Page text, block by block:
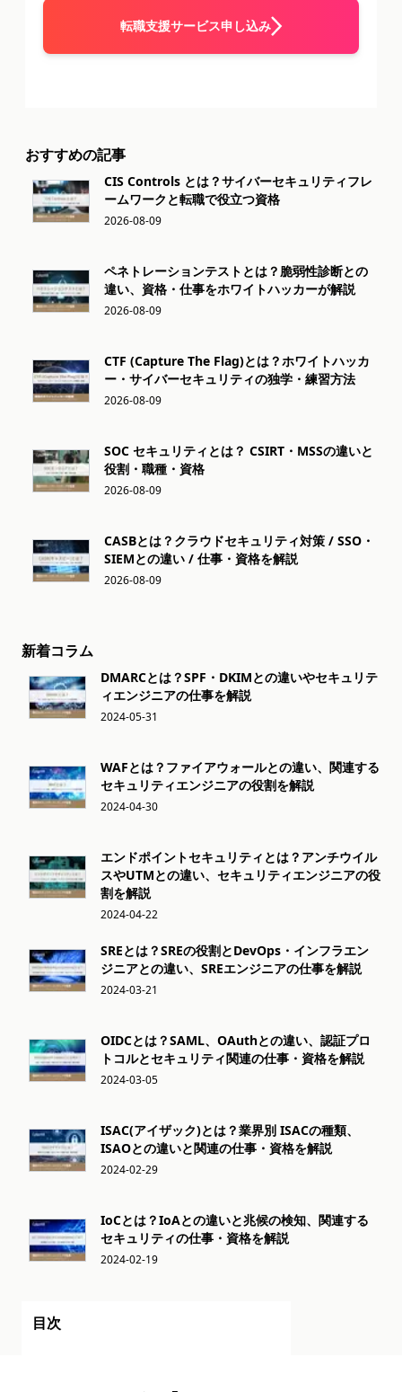
転職支援サービス申し込み
おすすめの記事
CIS Controls とは？サイバーセキュリティフレ
ームワークと転職で役立つ資格
2026-08-09
ペネトレーションテストとは？脆弱性診断との
違い、資格・仕事をホワイトハッカーが解説
2026-08-09
CTF (Capture The Flag)とは？ホワイトハッカ
ー・サイバーセキュリティの独学・練習方法
2026-08-09
SOC セキュリティとは？ CSIRT・MSSの違いと
役割・職種・資格
2026-08-09
CASBとは？クラウドセキュリティ対策 / SSO・
SIEMとの違い / 仕事・資格を解説
2026-08-09
新着コラム
DMARCとは？SPF・DKIMとの違いやセキュリテ
ィエンジニアの仕事を解説
2024-05-31
WAFとは？ファイアウォールとの違い、関連する
セキュリティエンジニアの役割を解説
2024-04-30
エンドポイントセキュリティとは？アンチウイル
スやUTMとの違い、セキュリティエンジニアの役
割を解説
2024-04-22
SREとは？SREの役割とDevOps・インフラエン
ジニアとの違い、SREエンジニアの仕事を解説
2024-03-21
OIDCとは？SAML、OAuthとの違い、認証プロ
トコルとセキュリティ関連の仕事・資格を解説
2024-03-05
ISAC(アイザック)とは？業界別 ISACの種類、
ISAOとの違いと関連の仕事・資格を解説
2024-02-29
IoCとは？IoAとの違いと兆候の検知、関連する
セキュリティの仕事・資格を解説
2024-02-19
目次